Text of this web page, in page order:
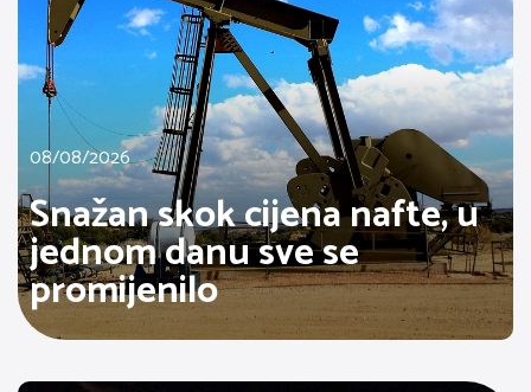
08/08/2026
Snažan skok cijena nafte, u
jednom danu sve se
promijenilo